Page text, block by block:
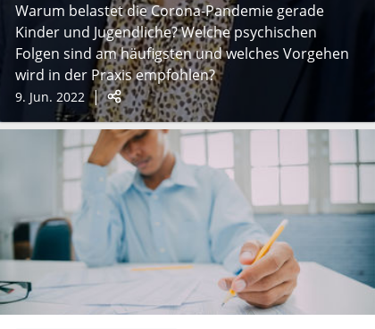
Warum belastet die Corona-Pandemie gerade
Kinder und Jugendliche? Welche psychischen
Folgen sind am häufigsten und welches Vorgehen
wird in der Praxis empfohlen?
9. Jun. 2022